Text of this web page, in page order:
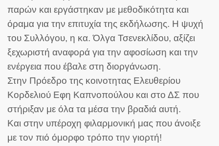
παρών και εργάστηκαν με μεθοδικότητα και
όραμα για την επιτυχία της εκδήλωσης. Η ψυχή
του Συλλόγου, η κα. Όλγα Τσενεκλίδου, αξίζει
ξεχωριστή αναφορά για την αφοσίωση και την
ενέργεια που έβαλε στη διοργάνωση.
Στην Πρόεδρο της κοινοτητας Ελευθερίου
Κορδελιού Εφη Καπνοπούλου και στο ΔΣ που
στήριξαν με όλα τα μέσα την βραδιά αυτή.
Και στην υπέροχη φιλαρμονική μας που άνοιξε
με τον πιό όμορφο τρόπο την γιορτή!